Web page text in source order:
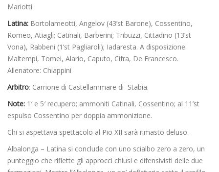
Mariotti
Latina: Bortolameotti, Angelov (43’st Barone), Cossentino,
Romeo, Atiagli; Catinali, Barberini; Tribuzzi, Cittadino (13’st
Vona), Rabbeni (1’st Pagliaroli); Iadaresta. A disposizione:
Maltempi, Tomei, Alario, Caputo, Cifra, De Francesco.
Allenatore: Chiappini
Arbitro: Carrione di Castellammare di Stabia.
Note: 1′ e 5′ recupero; ammoniti Catinali, Cossentino; al 11’st
espulso Cossentino per doppia ammonizione.
Chi si aspettava spettacolo al Pio XII sarà rimasto deluso.
Albalonga – Latina si conclude con uno scialbo zero a zero, un
punteggio che riflette gli approcci chiusi e difensivisti delle due